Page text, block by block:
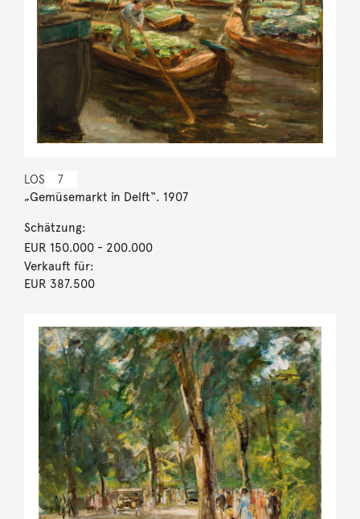
LOS 7
„Gemüsemarkt in Delft“. 1907
Schätzung:
EUR 150.000- 200.000
Verkauft für:
EUR 387.500